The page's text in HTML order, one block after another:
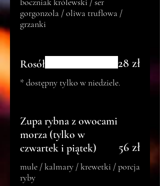
gorgonzola / oliwa truflowa /
grzanki
Rosół
* dostępny tylko w niedziele.
28 zł
Zupa rybna z owocami
morza (tylko w
czwartek i piątek)
mule / kalmary / krewetki / porcja
ryby
56 zł